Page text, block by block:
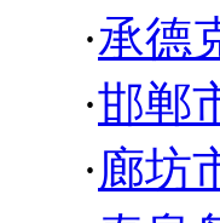
·承德
·邯郸
·廊坊